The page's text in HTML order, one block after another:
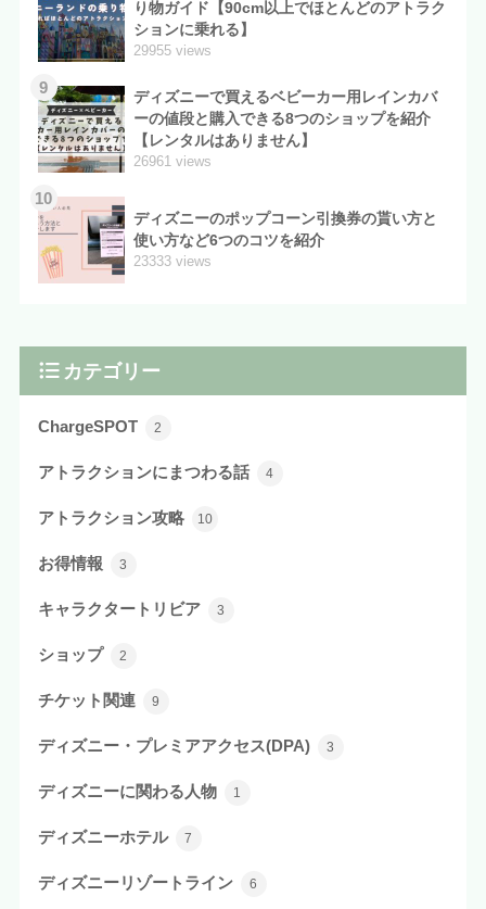
り物ガイド【90cm以上でほとんどのアトラク
ションに乗れる】
29955 views
9
ディズニーで買えるベビーカー用レインカバ
ーの値段と購入できる8つのショップを紹介
【レンタルはありません】
26961 views
10
ディズニーのポップコーン引換券の貰い方と
使い方など6つのコツを紹介
23333 views
カテゴリー
ChargeSPOT 2
アトラクションにまつわる話 4
アトラクション攻略 10
お得情報 3
キャラクタートリビア 3
ショップ 2
チケット関連 9
ディズニー・プレミアアクセス(DPA) 3
ディズニーに関わる人物 1
ディズニーホテル 7
ディズニーリゾートライン 6